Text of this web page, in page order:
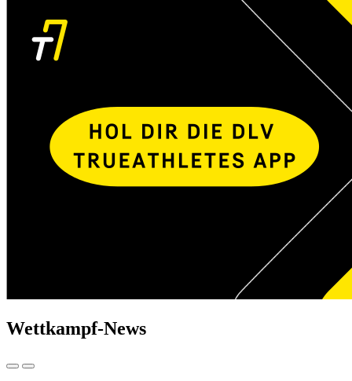
Wettkampf-News